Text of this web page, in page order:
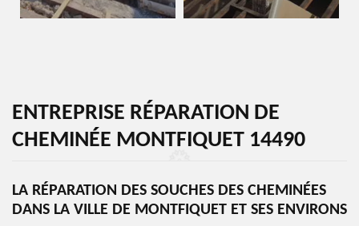
ENTREPRISE RÉPARATION DE
CHEMINÉE MONTFIQUET 14490
LA RÉPARATION DES SOUCHES DES CHEMINÉES
DANS LA VILLE DE MONTFIQUET ET SES ENVIRONS